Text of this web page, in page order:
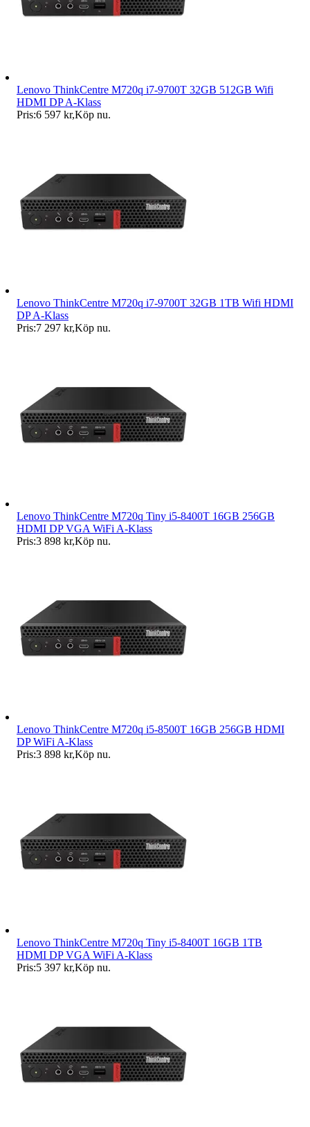
Lenovo ThinkCentre M720q i7-9700T 32GB 512GB Wifi
HDMI DP A-Klass
Pris:6 597 kr,Köp nu.
Lenovo ThinkCentre M720q i7-9700T 32GB 1TB Wifi HDMI
DP A-Klass
Pris:7 297 kr,Köp nu.
Lenovo ThinkCentre M720q Tiny i5-8400T 16GB 256GB
HDMI DP VGA WiFi A-Klass
Pris:3 898 kr,Köp nu.
Lenovo ThinkCentre M720q i5-8500T 16GB 256GB HDMI
DP WiFi A-Klass
Pris:3 898 kr,Köp nu.
Lenovo ThinkCentre M720q Tiny i5-8400T 16GB 1TB
HDMI DP VGA WiFi A-Klass
Pris:5 397 kr,Köp nu.